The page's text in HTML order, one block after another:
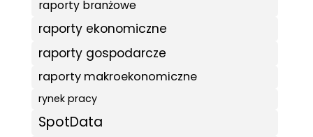
raporty branżowe
raporty ekonomiczne
raporty gospodarcze
raporty makroekonomiczne
rynek pracy
SpotData